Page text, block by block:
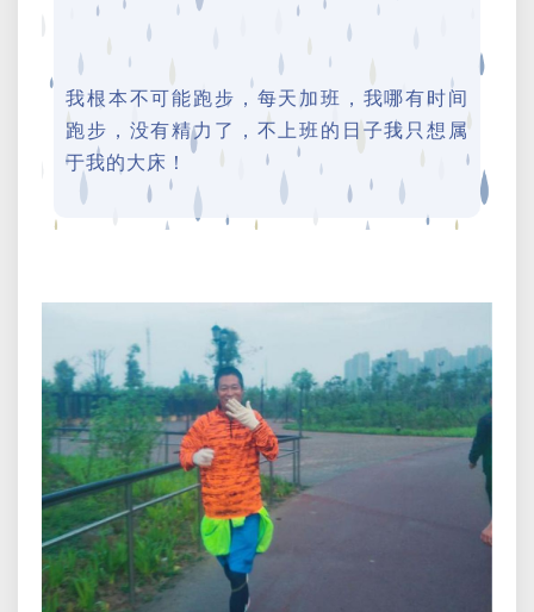
我根本不可能跑步，每天加班，我哪有时间
跑步，没有精力了，不上班的日子我只想属
于我的大床！